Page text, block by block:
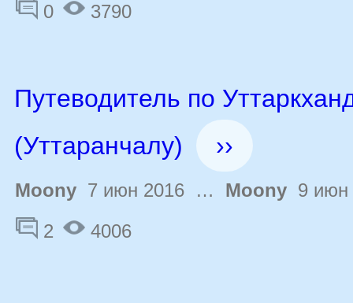
0
3790
Путеводитель по
(Уттаранчалу)
››
Moony 7 июн 2016 … Moony 9 июн
2
4006